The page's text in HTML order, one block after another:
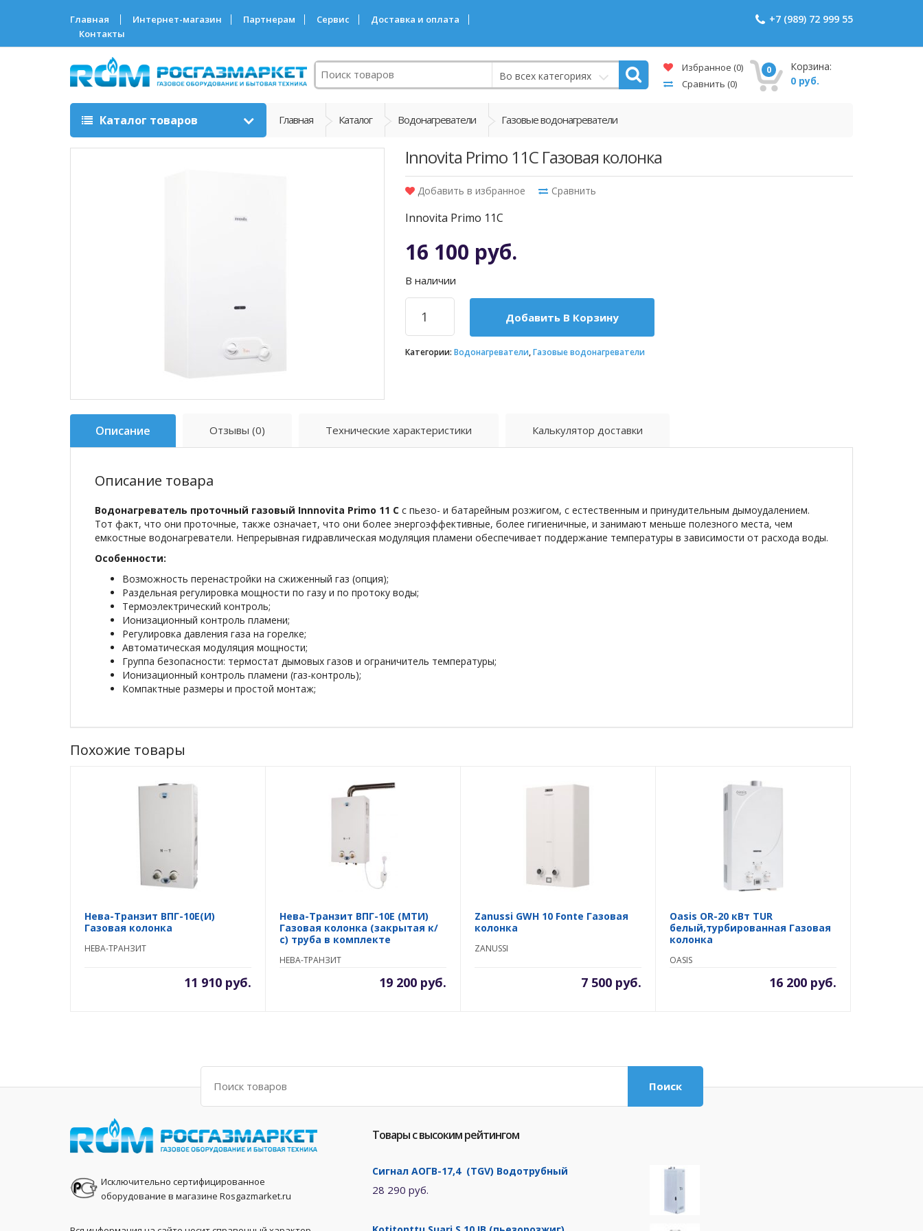
Главная Интернет-магазин Партнерам Сервис
Доставка и оплата
Контакты
+7 (989) 72 999 55
Поиск
Во всех категориях
Избранное (0)
Сравнить (0)
0
Корзина:
0 руб.
Каталог товаров Главная Каталог Водонагреватели Газовые водонагреватели
Innovita Primo 11C Газовая колонка
Добавить в избранное Сравнить
Innovita Primo 11C
16 100 руб.
В наличии
Добавить В Корзину
Категории: Водонагреватели,Газовые водонагреватели
Описание Отзывы (0) Технические характеристики Калькулятор доставки
Описание товара
Водонагреватель проточный газовый Innnovita Primo 11 C с пьезо- и батарейным розжигом, с естественным и принудительным дымоудалением.
Тот факт, что они проточные, также означает, что они более энергоэффективные, более гигиеничные, и занимают меньше полезного места, чем
емкостные водонагреватели. Непрерывная гидравлическая модуляция пламени обеспечивает поддержание температуры в зависимости от расхода воды.
Особенности:
Возможность перенастройки на сжиженный газ (опция);
Раздельная регулировка мощности по газу и по протоку воды;
Термоэлектрический контроль;
Ионизационный контроль пламени;
Регулировка давления газа на горелке;
Автоматическая модуляция мощности;
Группа безопасности: термостат дымовых газов и ограничитель температуры;
Ионизационный контроль пламени (газ-контроль);
Компактные размеры и простой монтаж;
Похожие товары
Нева-Транзит ВПГ-10E(И)
Газовая колонка
НЕВА-ТРАНЗИТ
11 910 руб.
Нева-Транзит ВПГ-10E (MTИ)
Газовая колонка (закрытая к/
с) труба в комплекте
НЕВА-ТРАНЗИТ
19 200 руб.
Zanussi GWH 10 Fonte Газовая
колонка
ZANUSSI
7 500 руб.
Oasis OR-20 кВт TUR
белый,турбированная Газовая
колонка
OASIS
16 200 руб.
Поиск
Поиск
Исключительно сертифицированное
оборудование в магазине Rosgazmarket.ru
Товары с высоким рейтингом
Сигнал АОГВ-17,4 (TGV) Водотрубный
28 290 руб.